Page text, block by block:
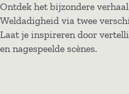
Ontdek het bijzondere
Weldadigheid via twee
Laat je inspireren door
en nagespeelde scènes.